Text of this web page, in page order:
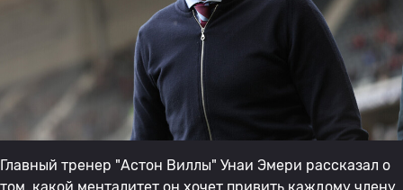
Главный тренер "Астон Виллы" Унаи Эмери рассказал о